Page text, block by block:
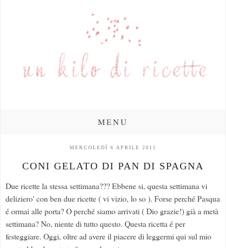
MENU
MERCOLEDÌ 6 APRILE 2011
CONI GELATO DI PAN DI SPAGNA
Due ricette la stessa settimana??? Ebbene si, questa settimana vi
deliziero' con ben due ricette ( vi vizio, lo so ). Forse perché Pasqua
é ormai alle porta? O perché siamo arrivati ( Dio grazie!) già a metà
settimana? No, niente di tutto questo. Questa ricetta é per
festeggiare. Oggi, oltre ad avere il piacere di leggermi qui sul mio